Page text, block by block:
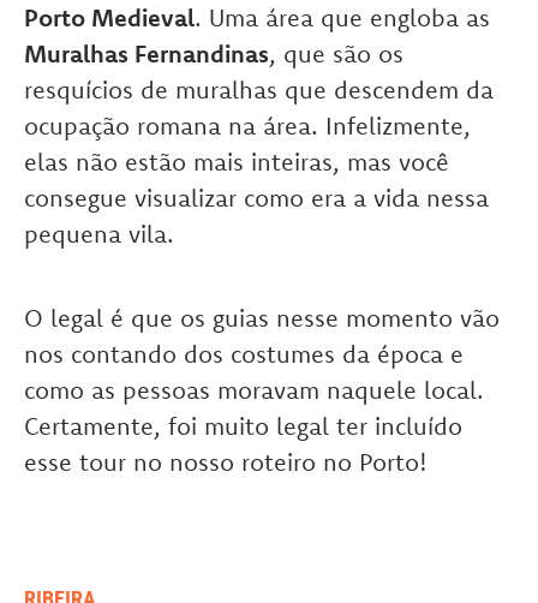
Porto Medieval. Uma área que engloba as
Muralhas Fernandinas, que são os
resquícios de muralhas que descendem da
ocupação romana na área. Infelizmente,
elas não estão mais inteiras, mas você
consegue visualizar como era a vida nessa
pequena vila.
O legal é que os guias nesse momento vão
nos contando dos costumes da época e
como as pessoas moravam naquele local.
Certamente, foi muito legal ter incluído
esse tour no nosso roteiro no Porto!